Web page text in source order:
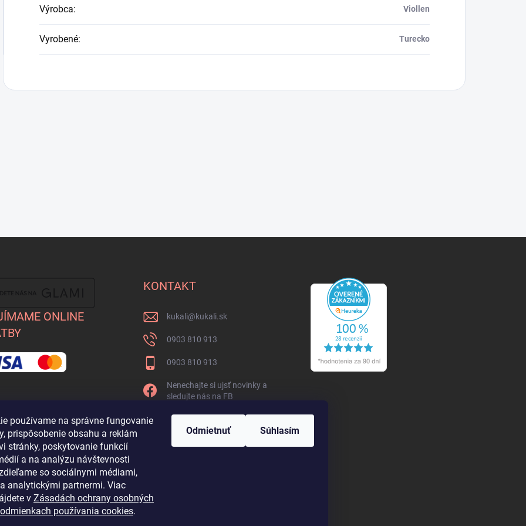
používame na správne fungovanie
prispôsobenie obsahu a reklám
stránky, poskytovanie funkcií
a na analýzu návštevnosti
so sociálnymi médiami,
analytickými partnermi. Viac
v Zásadách ochrany osobných
používania cookies.
Odmietnuť Súhlasím
Výrobca: Viollen
Vyrobené: Turecko
ONLINE
KONTAKT
kukali@kukali.sk
0903 810 913
0903 810 913
Nenechajte si ujsť novinky a
sledujte nás na FB
kukalishop